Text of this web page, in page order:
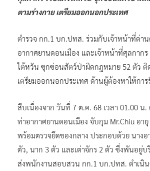
ตามร่างกาย เตรียมออกนอกประเทศ
ตำรวจ กก.1 บก.ปทส. ร่วมกับเจ้าหน้าที่ด่า
อากาศยานดอนเมือง และเจ้าหน้าที่ศุลกาก
ไต้หวัน ซุกซ่อนสัตว์ป่าผิดกฎหมาย 52 ตัว ติ
เตรียมออกนอกประเทศ ด้านผู้ต้องหาให้กา
สืบเนื่องจาก วันที่ 7 ต.ค. 68 เวลา 01.00 น
ท่าอากาศยานดอนเมือง จับกุม Mr.Chiu อา
พร้อมตรวจยึดของกลาง ประกอบด้วย นางอ
ตัว, นาก 3 ตัว และเต่าจักร 2 ตัว ซึ่งพันอยู่บ
ส่งพนักงานสอบสวน กก.1 บก.ปทส. ดำเนิ